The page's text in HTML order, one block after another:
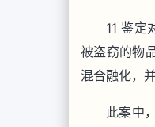
11 鉴定
被盗窃的物
混合融化，
此案中